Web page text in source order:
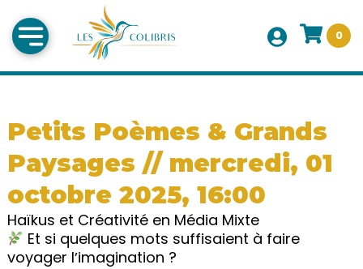
0
Petits Poèmes & Grands
Paysages // mercredi, 01
octobre 2025, 16:00
Haïkus et Créativité en Média Mixte
Et si quelques mots suffisaient à faire
voyager lʼimagination ?